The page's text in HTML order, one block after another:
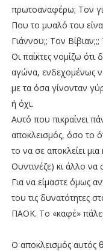
πρωτοαναφέρω; Τον
Που το μυαλό του
Γιάννου;; Τον
Οι παίκτες νομίζω ότι
αγώνα, ενδεχομένως
με τα όσα γίνονταν
ή όχι.
Αυτό που πικραίνει
αποκλεισμός, όσο το
το να σε αποκλείει
Ουντινέζε) κι άλλο να
Για να είμαστε όμως
του τις δυνατότητες
ΠΑΟΚ. Το «καφέ»
Ο αποκλεισμός αυτός